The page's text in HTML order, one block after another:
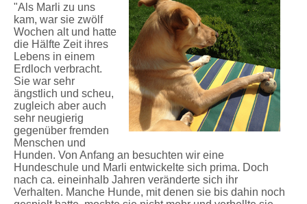
"Als Marli zu uns
kam, war sie zwölf
Wochen alt und hatte
die Hälfte Zeit ihres
Lebens in einem
Erdloch verbracht.
Sie war sehr
ängstlich und scheu,
zugleich aber auch
sehr neugierig
gegenüber fremden
Menschen und
Hunden. Von Anfang an besuchten wir eine
Hundeschule und Marli entwickelte sich prima. Doch
nach ca. eineinhalb Jahren veränderte sich ihr
Verhalten. Manche Hunde, mit denen sie bis dahin noch